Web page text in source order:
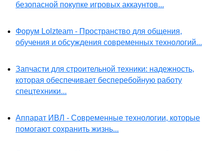
безопасной покупке игровых аккаунтов...
Форум Lolzteam - Пространство для общения,
обучения и обсуждения современных технологий...
Запчасти для строительной техники: надежность,
которая обеспечивает бесперебойную работу
спецтехники...
Аппарат ИВЛ - Современные технологии, которые
помогают сохранить жизнь...